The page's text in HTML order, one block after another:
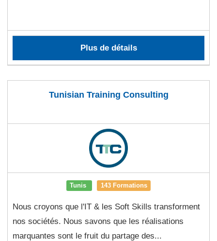
Plus de détails
Tunisian Training Consulting
Tunis 143 Formations
Nous croyons que l'IT & les Soft Skills transforment
nos sociétés. Nous savons que les réalisations
marquantes sont le fruit du partage des...